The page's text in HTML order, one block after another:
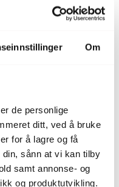
Om
de personlige
ditt, ved å bruke
for å lagre og få
sånn at vi kan tilby
samt annonse- og
og produktutvikling.
blomsterpotte 2
650 kr
Ilona
sand
189
liker